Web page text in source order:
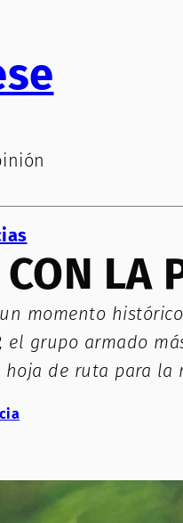
LA
momento
el grupo armado
de ruta para la